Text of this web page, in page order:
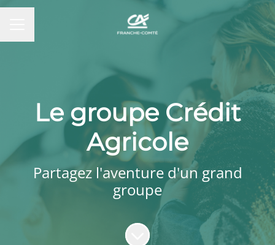
Le groupe Crédit
Agricole
Partagez l'aventure d'un grand
groupe
Faire défiler jusqu'au contenu